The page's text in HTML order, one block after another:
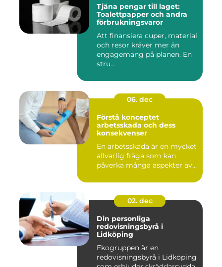
Tjäna pengar till laget:
Toalettpapper och andra
förbrukningsvaror
Att finansiera cuper, material
och resor kräver mer än
engagemang på planen. En
stru...
06. dec
Förstå konceptet
arbetsskada och dess
konsekvenser
En arbetsskada är en mycket
allvarlig fråga som kan
påverka många aspekter av...
02. dec
Din personliga
redovisningsbyrå i
Lidköping
Ekogruppen är en
redovisningsbyrå i Lidköping